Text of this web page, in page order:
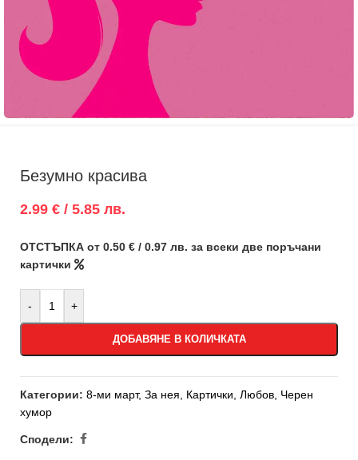
Безумно красива
2.99 € / 5.85 лв.
ОТСТЪПКА от 0.50 € / 0.97 лв. за всеки две поръчани
картички
- +
ДОБАВЯНЕ В КОЛИЧКАТА
Категории: 8-ми март, За нея Картички Любов Черен
хумор
Сподели: